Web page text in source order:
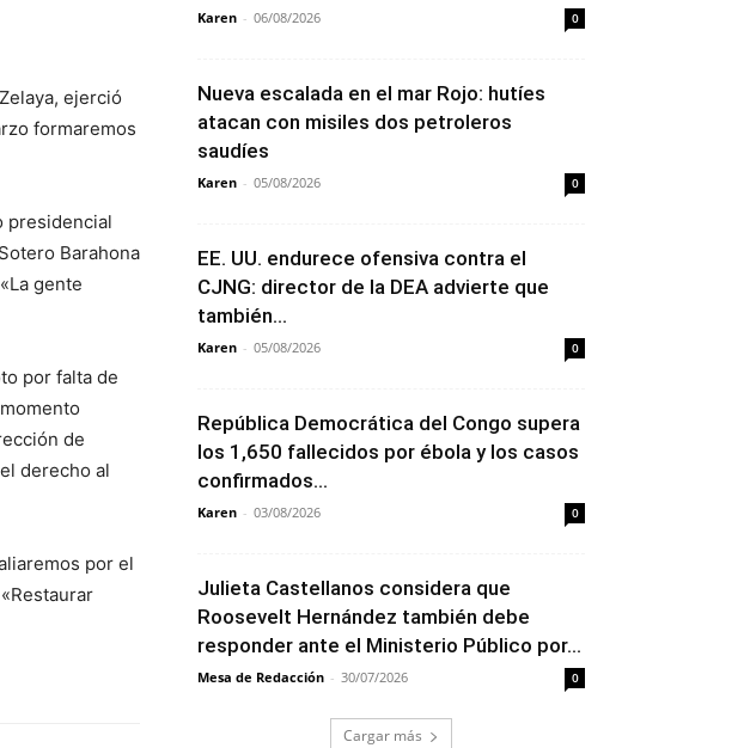
ejerció
formaremos
presidencial
Barahona
gente
por falta de
de
derecho al
por el
Karen - 06/08/2026 0
Nueva escalada en el mar Rojo: hutíes
atacan con misiles dos petroleros
saudíes
Karen - 05/08/2026 0
EE. UU. endurece ofensiva contra el
CJNG: director de la DEA advierte que
también...
Karen - 05/08/2026 0
República Democrática del Congo supera
los 1,650 fallecidos por ébola y los casos
confirmados...
Karen - 03/08/2026 0
Julieta Castellanos considera que
Roosevelt Hernández también debe
responder ante el Ministerio Público por...
Mesa de Redacción - 30/07/2026 0
Cargar más